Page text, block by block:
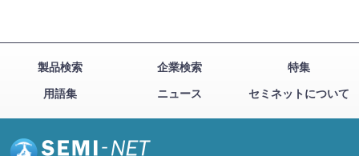
製品検索 企業検索
特集
用語集
ニュース セミネットについて